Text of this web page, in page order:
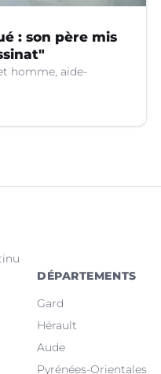
: son père mis
homme, aide-
DÉPARTEMENTS
Gard
Hérault
Aude
Pyrénées-Orientales